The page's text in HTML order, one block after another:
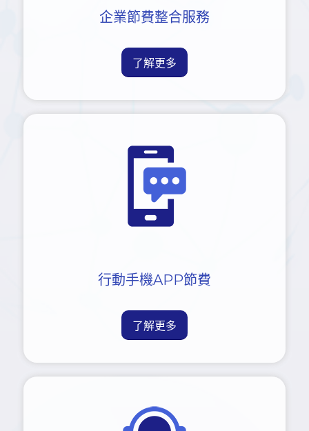
企業節費整合服務
了解更多
行動手機APP節費
了解更多